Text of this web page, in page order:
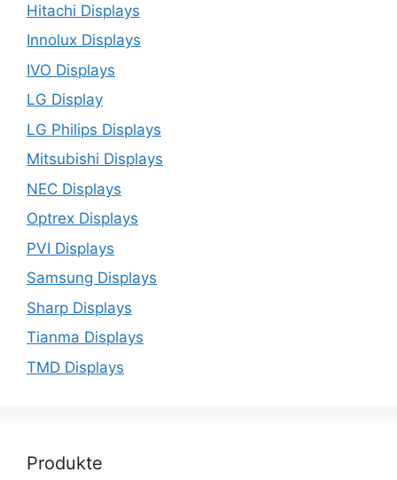
Hitachi Displays
Innolux Displays
IVO Displays
LG Display
LG Philips Displays
Mitsubishi Displays
NEC Displays
Optrex Displays
PVI Displays
Samsung Displays
Sharp Displays
Tianma Displays
TMD Displays
Produkte